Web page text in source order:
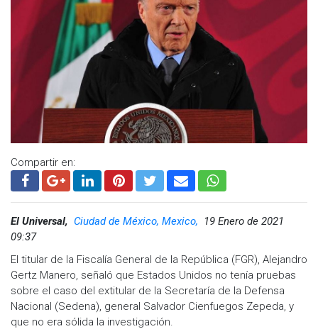
Compartir en:
El Universal, Ciudad de México, Mexico,
19 Enero de 2021
09:37
El titular de la Fiscalía General de la República (FGR), Alejandro
Gertz Manero, señaló que Estados Unidos no tenía pruebas
sobre el caso del extitular de la Secretaría de la Defensa
Nacional (Sedena), general Salvador Cienfuegos Zepeda, y
que no era sólida la investigación.